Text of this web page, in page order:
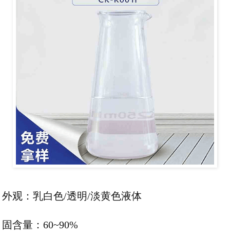
外观：乳白色/透明/淡黄色液体
固含量：60~90%